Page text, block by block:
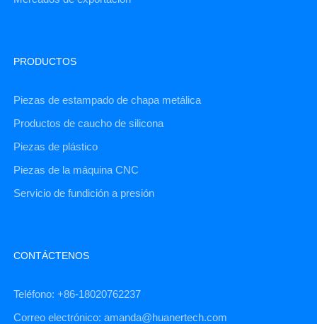
PRODUCTOS
Piezas de estampado de chapa metálica
Productos de caucho de silicona
Piezas de plástico
Piezas de la máquina CNC
Servicio de fundición a presión
CONTÁCTENOS
Teléfono: +86-18020762237
Correo electrónico: amanda@huanertech.com